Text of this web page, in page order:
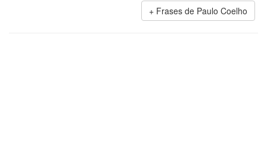
Frases de Paulo Coelho